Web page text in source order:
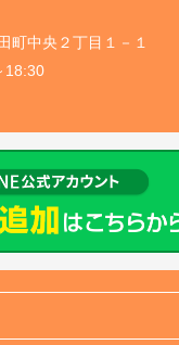
町中央２丁目１－１
18:30